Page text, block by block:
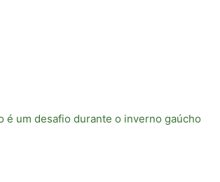
é um desafio durante o inverno gaúcho